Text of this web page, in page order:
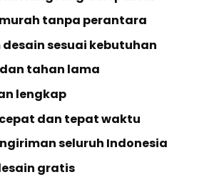
tanpa perantara
sesuai kebutuhan
tahan lama
lengkap
dan tepat waktu
seluruh Indonesia
gratis